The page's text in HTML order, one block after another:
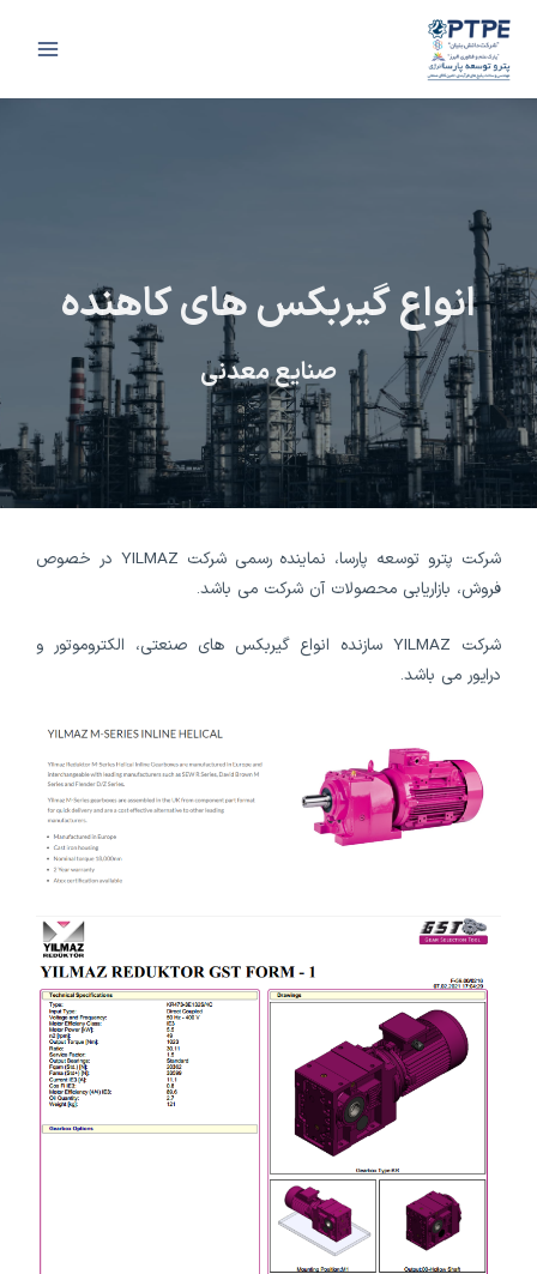
پرش
محتوا
Menu
انواع گیربکس های کاهنده
صنایع معدنی
شرکت پترو توسعه پارسا، نماینده رسمی شرکت YILMAZ در خصوص
فروش، بازاریابی محصولات آن شرکت می باشد.
شرکت YILMAZ سازنده انواع گیربکس های صنعتی، الکتروموتور و
درایور می باشد.